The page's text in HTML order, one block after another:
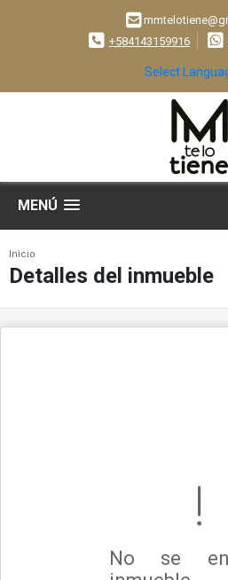
+584143159916
Select
MENÚ
Inicio
Detalles del inmueble
No se